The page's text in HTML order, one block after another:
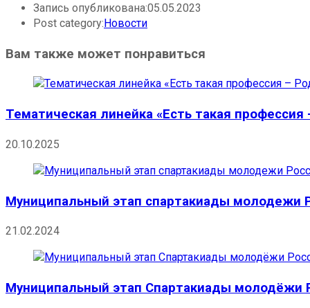
Запись опубликована:05.05.2023
Post category:Новости
Вам также может понравиться
Тематическая линейка «Есть такая
20.10.2025
Муниципальный этап спартакиады молодежи
21.02.2024
Муниципальный этап Спартакиады молодёжи